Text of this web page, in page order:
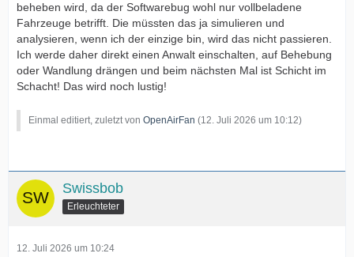
beheben wird, da der Softwarebug wohl nur vollbeladene
Fahrzeuge betrifft. Die müssten das ja simulieren und
analysieren, wenn ich der einzige bin, wird das nicht passieren.
Ich werde daher direkt einen Anwalt einschalten, auf Behebung
oder Wandlung drängen und beim nächsten Mal ist Schicht im
Schacht! Das wird noch lustig!
Einmal editiert, zuletzt von OpenAirFan (12. Juli 2026 um 10:12)
Swissbob
Erleuchteter
12. Juli 2026 um 10:24